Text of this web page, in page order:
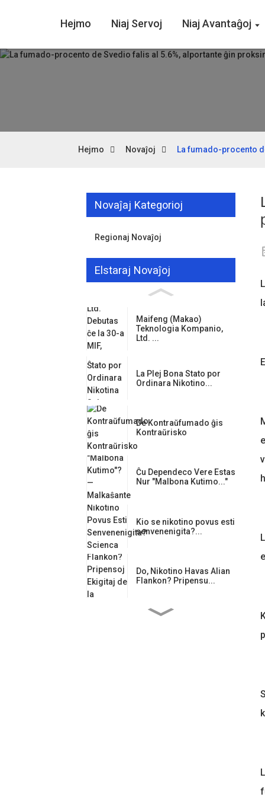
Hejmo Niaj Servoj Niaj Avantaĝoj
Hejmo Novaĵoj La fumado-procento
Novaĵaj Kategorioj
Regionaj Novaĵoj
Elstaraj Novaĵoj
Maifeng (Makao)
Teknologia Kompanio,
Ltd. ...
La Plej Bona Stato por
Ordinara Nikotino...
De Kontraŭfumado ĝis
Kontraŭrisko
Ĉu Dependeco Vere Estas
Nur "Malbona Kutimo..."
Kio se nikotino povus esti
senvenenigita?...
Do, Nikotino Havas Alian
Flankon? Pripensu...